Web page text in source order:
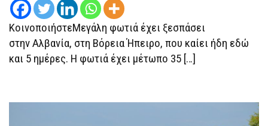
ΠΕΡΆΣΕΙ
ΕΛΛΆΔΑ
ΚοινοποιήστεΜεγάλη φωτιά έχει ξεσπάσει
στην Αλβανία, στη Βόρεια Ήπειρο, που καίει ήδη εδώ
και 5 ημέρες. Η φωτιά έχει μέτωπο 35 […]